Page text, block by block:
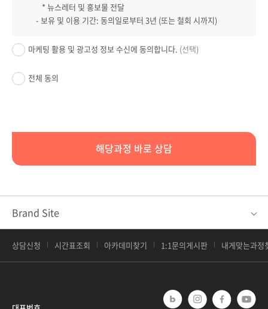
* 뉴스레터 및 홍보물 전달
- 보유 및 이용 기간: 동의일로부터 3년 (또는 철회 시까지)
마케팅 활용 및 광고성 정보 수신에 동의합니다. (선택)
전체 동의
해당과정 바로 상담
Brand Site
상담신청 시간표조회 아카데미찾기 1:1문의게시판 내게맞는과정